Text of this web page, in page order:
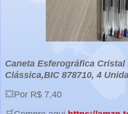
Caneta Esferográfica Cristal
Clássica,BIC ‎878710, 4
💥Por R$ 7,40